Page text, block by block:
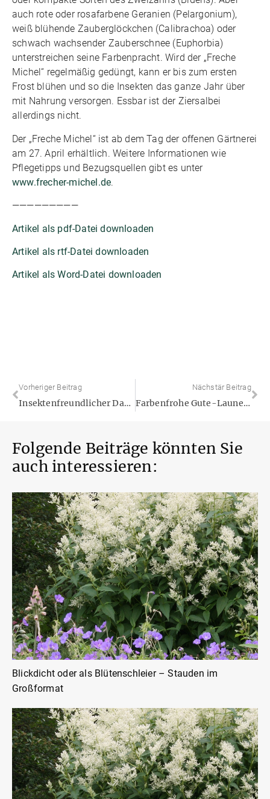
auch rote oder rosafarbene Geranien (Pelargonium),
weiß blühende Zauberglöckchen (Calibrachoa) oder
schwach wachsender Zauberschnee (Euphorbia)
unterstreichen seine Farbenpracht. Wird der „Freche
Michel“ regelmäßig gedüngt, kann er bis zum ersten
Frost blühen und so die Insekten das ganze Jahr über
mit Nahrung versorgen. Essbar ist der Ziersalbei
allerdings nicht.
Der „Freche Michel“ ist ab dem Tag der offenen Gärtnerei
am 27. April erhältlich. Weitere Informationen wie
Pflegetipps und Bezugsquellen gibt es unter
www.frecher-michel.de.
—————————
Artikel als pdf-Datei downloaden
Artikel als rtf-Datei downloaden
Artikel als Word-Datei downloaden
Vorheriger Beitrag
Insektenfreundlicher Dauerblüher: Bidens „Funny Honey“
Nächstär Beitrag
Farbenfrohe Gute-Laune-Pflanze für den Balkon: „Sweet Rosalie“
Folgende Beiträge könnten Sie
auch interessieren:
Blickdicht oder als Blütenschleier – Stauden im
Großformat